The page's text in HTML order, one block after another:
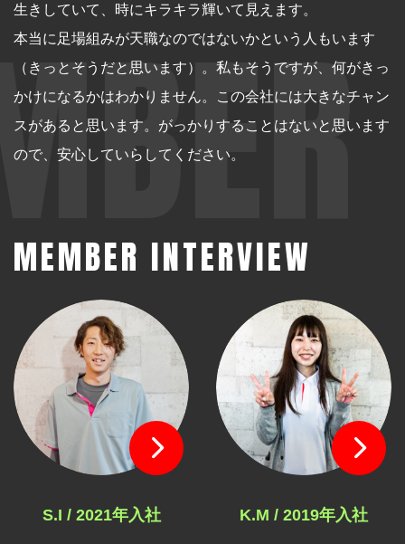
生きしていて、時にキラキラ輝いて見えます。
本当に足場組みが天職なのではないかという人もいます
（きっとそうだと思います）。私もそうですが、何がきっ
かけになるかはわかりません。この会社には大きなチャン
スがあると思います。がっかりすることはないと思います
ので、安心していらしてください。
MEMBER INTERVIEW
S.I / 2021年入社 K.M / 2019年入社